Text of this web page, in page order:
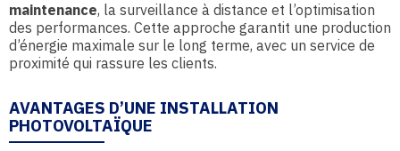
maintenance, la surveillance à distance et l’optimisation
des performances. Cette approche garantit une production
d’énergie maximale sur le long terme, avec un service de
proximité qui rassure les clients.
AVANTAGES D’UNE INSTALLATION
PHOTOVOLTAÏQUE